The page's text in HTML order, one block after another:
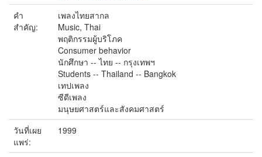
คำ
สำคัญ:
เพลงไทยสากล
Music, Thai
พฤติกรรมผู้บริโภค
Consumer behavior
นักศึกษา -- ไทย -- กรุงเทพฯ
Students -- Thailand -- Bangkok
เทปเพลง
ซีดีเพลง
มนุษยศาสตร์และสังคมศาสตร์
วันที่เผย
แพร่:
1999